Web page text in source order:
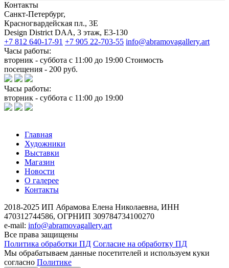
Контакты
Санкт-Петербург,
Красногвардейская пл., 3E
Design District DAA, 3 этаж, Е3-130
+7 812 640-17-91 +7 905 22-703-55 info@abramovagallery.art
Часы работы:
вторник - суббота с 11:00 до 19:00 Стоимость
посещения - 200 руб.
Часы работы:
вторник - суббота с 11:00 до 19:00
Главная
Художники
Выставки
Магазин
Новости
О галерее
Контакты
2018-2025 ИП Абрамова Елена Николаевна, ИНН
470312744586, ОГРНИП 309784734100270
e-mail: info@abramovagallery.art
Все права защищены
Политика обработки ПД Согласие на обработку ПД
Мы обрабатываем данные посетителей и используем куки
согласно Политике